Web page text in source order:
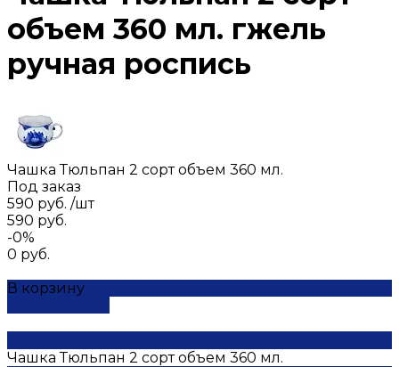
объем 360 мл. гжель
ручная роспись
Чашка Тюльпан 2 сорт объем 360 мл.
Под заказ
590 руб. /шт
590 руб.
-0%
0 руб.
В корзину
Чашка Тюльпан 2 сорт объем 360 мл.